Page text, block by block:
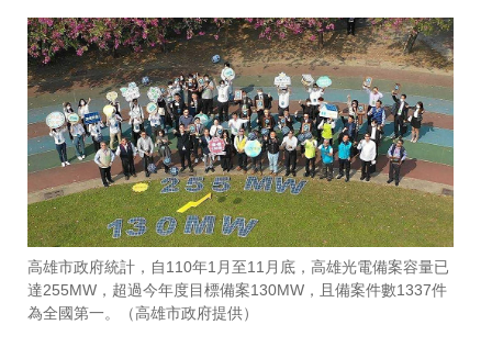
高雄市政府統計，自110年1月至11月底，高雄光電備案容量已
達255MW，超過今年度目標備案130MW，且備案件數1337件
為全國第一。（高雄市政府提供）